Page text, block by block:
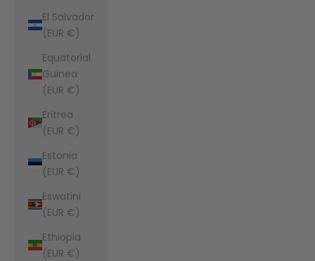
El Salvador
(EUR €)
Equatorial
Guinea
(EUR €)
Eritrea
(EUR €)
Estonia
(EUR €)
Eswatini
(EUR €)
Ethiopia
(EUR €)